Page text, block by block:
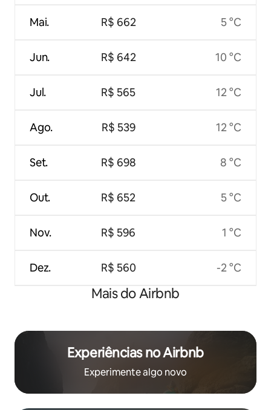
Mai.
Jun.
Jul.
Ago.
Set.
Out.
Nov.
Dez.
R$ 662
R$ 642
R$ 565
R$ 539
R$ 698
R$ 652
R$ 596
R$ 560
5 °C
10 °C
12 °C
12 °C
8 °C
5 °C
1 °C
-2 °C
Mais do Airbnb
Experiências no Airbnb
Experimente algo novo